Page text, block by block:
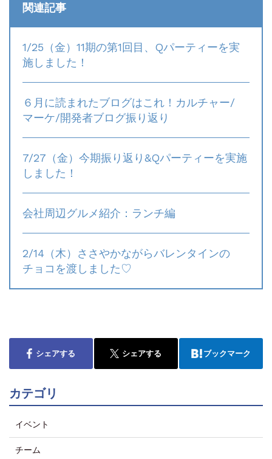
関連記事
1/25（金）11期の第1回目、Qパーティーを実
施しました！
６月に読まれたブログはこれ！カルチャー/
マーケ/開発者ブログ振り返り
7/27（金）今期振り返り&Qパーティーを実施
しました！
会社周辺グルメ紹介：ランチ編
2/14（木）ささやかながらバレンタインの
チョコを渡しました♡
シェアする シェアする ブックマーク
カテゴリ
イベント
チーム